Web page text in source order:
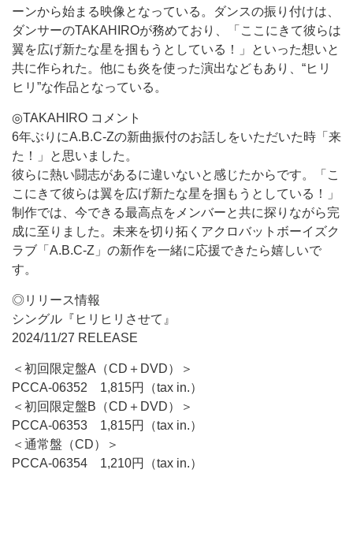
ーンから始まる映像となっている。ダンスの振り付けは、
ダンサーのTAKAHIROが務めており、「ここにきて彼らは
翼を広げ新たな星を掴もうとしている！」といった想いと
共に作られた。他にも炎を使った演出などもあり、“ヒリ
ヒリ”な作品となっている。
◎TAKAHIRO コメント
6年ぶりにA.B.C-Zの新曲振付のお話しをいただいた時「来
た！」と思いました。
彼らに熱い闘志があるに違いないと感じたからです。「こ
こにきて彼らは翼を広げ新たな星を掴もうとしている！」
制作では、今できる最高点をメンバーと共に探りながら完
成に至りました。未来を切り拓くアクロバットボーイズク
ラブ「A.B.C-Z」の新作を一緒に応援できたら嬉しいで
す。
◎リリース情報
シングル『ヒリヒリさせて』
2024/11/27 RELEASE
＜初回限定盤A（CD＋DVD）＞
PCCA-06352 1,815円（tax in.）
＜初回限定盤B（CD＋DVD）＞
PCCA-06353 1,815円（tax in.）
＜通常盤（CD）＞
PCCA-06354 1,210円（tax in.）